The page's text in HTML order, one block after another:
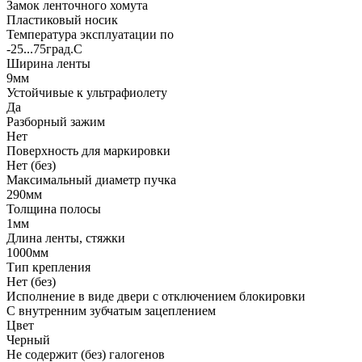
Замок ленточного хомута
Пластиковый носик
Температура эксплуатации по
-25...75град.C
Ширина ленты
9мм
Устойчивые к ультрафиолету
Да
Разборный зажим
Нет
Поверхность для маркировки
Нет (без)
Максимальный диаметр пучка
290мм
Толщина полосы
1мм
Длина ленты, стяжки
1000мм
Тип крепления
Нет (без)
Исполнение в виде двери с отключением блокировки
С внутренним зубчатым зацеплением
Цвет
Черный
Не содержит (без) галогенов